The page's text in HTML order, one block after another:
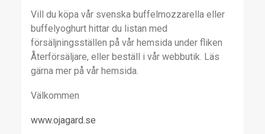
Vill du köpa vår svenska buffelmozzarella eller
buffelyoghurt hittar du listan med
försäljningsställen på vår hemsida under fliken
Återförsäljare, eller beställ i vår webbutik. Läs
gärna mer på vår hemsida.
Välkommen
www.ojagard.se